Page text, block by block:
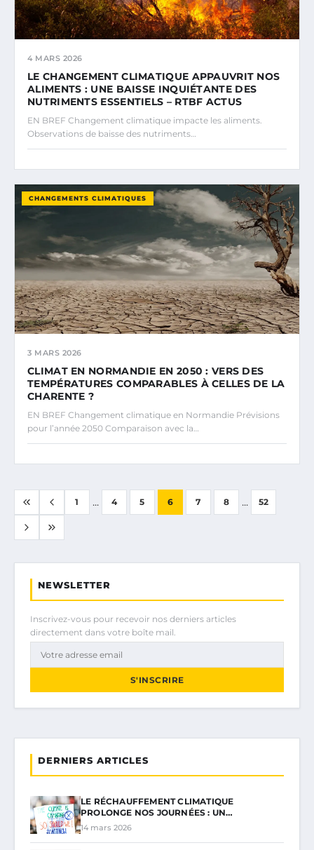
4 MARS 2026
LE CHANGEMENT CLIMATIQUE APPAUVRIT NOS
ALIMENTS : UNE BAISSE INQUIÉTANTE DES
NUTRIMENTS ESSENTIELS – RTBF ACTUS
EN BREF Changement climatique impacte les aliments.
Observations de baisse des nutriments…
CHANGEMENTS CLIMATIQUES
3 MARS 2026
CLIMAT EN NORMANDIE EN 2050 : VERS DES
TEMPÉRATURES COMPARABLES À CELLES DE LA
CHARENTE ?
EN BREF Changement climatique en Normandie Prévisions
pour l’année 2050 Comparaison avec la…
1 ... 4 5 6 7 8 ... 52
NEWSLETTER
Inscrivez-vous pour recevoir nos derniers articles
directement dans votre boîte mail.
S'INSCRIRE
DERNIERS ARTICLES
LE RÉCHAUFFEMENT CLIMATIQUE
PROLONGE NOS JOURNÉES : UN…
14 mars 2026